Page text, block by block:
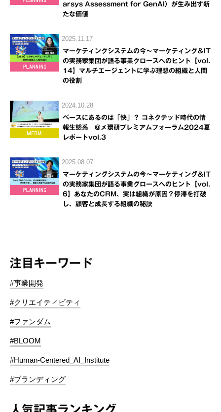
arsys Assessment for GenAI〉が生み出す新
たな価値
2025.11.17
マーケティングシステムの今～マーケティング＆IT
の実務家集団が語る事業グロースへのヒント【vol.
14】マルチエージェントに学ぶ理想の組織と人間
の役割
2024.10.28
ベースにあるのは「快」？ コネクテッド時代の情
報生態系 @メ環研プレミアムフォーラム2024夏
レポートvol.3
2025.08.07
マーケティングシステムの今～マーケティング＆IT
の実務家集団が語る事業グロースへのヒント【vol.
6】あなたのCRM、実は組織が原因？停滞を打破
し、顧客と成長する組織の秘訣
注目キーワード
#事業開発
#クリエイティビティ
#ファンダム
#BLOOM
#Human-Centered_AI_Institute
#ブランディング
人気記事ランキング